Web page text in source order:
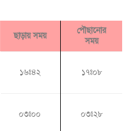
ছাড়ায় সময়
পৌছানোর
সময়
১৬ঃ৪২ ১৭ঃ০৮
০৩ঃ০০ ০৩ঃ২৮